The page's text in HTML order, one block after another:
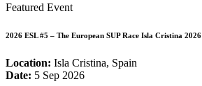
Featured Event
2026 ESL #5 – The European SUP Race Isla Cristina 2026
Location: Isla Cristina, Spain
Date: 5 Sep 2026